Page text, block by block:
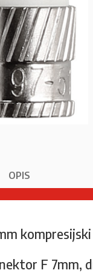
OPIS
kompresijski
F 7mm,